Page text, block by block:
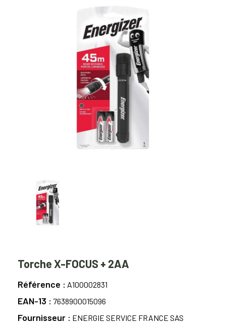
Torche X-FOCUS + 2AA
Référence A100002831
EAN-13 7638900015096
Fournisseur ENERGIE SERVICE FRANCE SAS